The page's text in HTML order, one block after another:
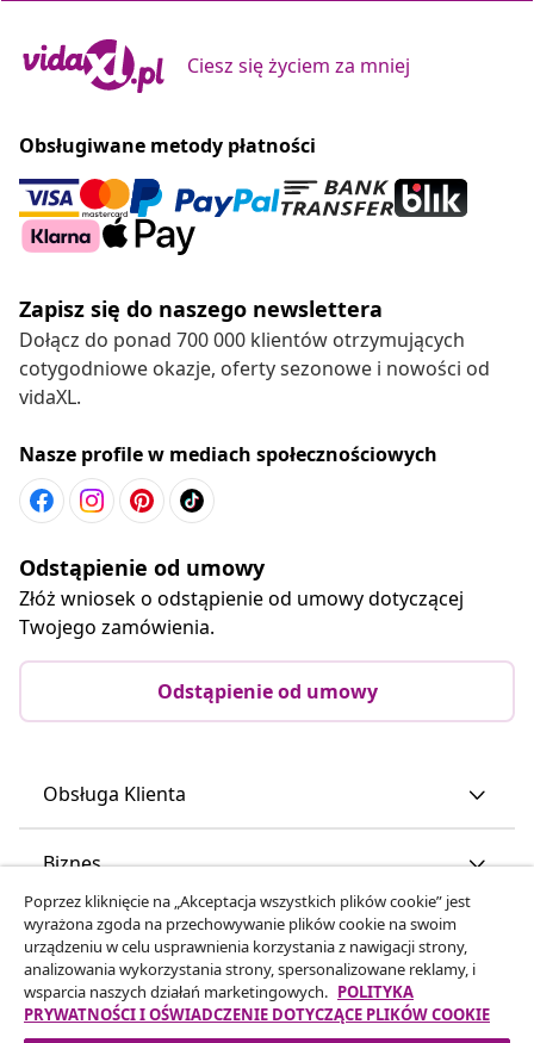
Ciesz się życiem za mniej
Obsługiwane metody płatności
Zapisz się do naszego newslettera
Dołącz do ponad 700 000 klientów otrzymujących
cotygodniowe okazje, oferty sezonowe i nowości od
vidaXL.
Nasze profile w mediach społecznościowych
Odstąpienie od umowy
Złóż wniosek o odstąpienie od umowy dotyczącej
Twojego zamówienia.
Odstąpienie od umowy
Obsługa Klienta
Biznes
vidaXL
Odkryj więcej
Poprzez kliknięcie na „Akceptacja wszystkich plików cookie” jest
wyrażona zgoda na przechowywanie plików cookie na swoim
urządzeniu w celu usprawnienia korzystania z nawigacji strony,
analizowania wykorzystania strony, spersonalizowane reklamy, i
wsparcia naszych działań marketingowych. POLITYKA
PRYWATNOŚCI I OŚWIADCZENIE DOTYCZĄCE PLIKÓW COOKIE